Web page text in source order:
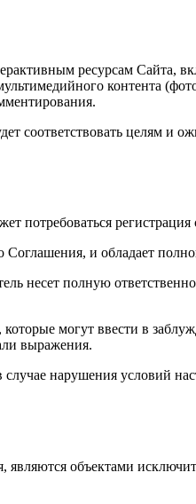
ресурсам Сайта,
контента
соответствовать целям и
потребоваться регистрация
Соглашения, и обладает
несет полную
могут ввести в
выражения.
случае нарушения условий
являются объектами